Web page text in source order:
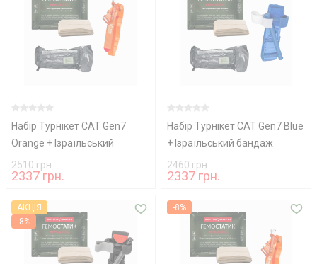
Набір Турнікет CAT Gen7
Orange + Ізраїльський
бандаж PerSysMedical
Розмір 6 + КРОВОСПИННИЙ
2510 грн.
2337 грн.
Набір Турнікет CAT Gen7 Blue
+ Ізраїльський бандаж
PerSysMedical Розмір 6 +
КРОВОСПИННИЙ БИНТ
2460 грн.
2337 грн.
АКЦІЯ
-8%
-8%